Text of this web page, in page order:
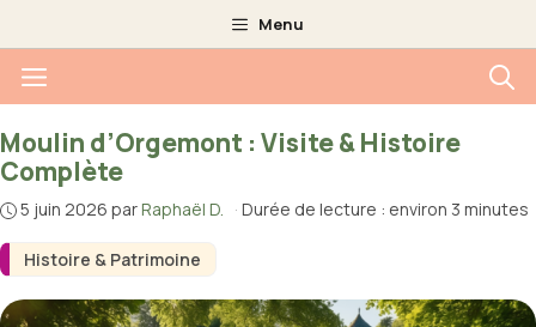
au
contenu
Menu
Menu
Histoire & Patrimoine
Moulin d’Orgemont : Visite & Histoire
Complète
5 juin 2026 parRaphaël D. · Durée de lecture : environ 3 minutes